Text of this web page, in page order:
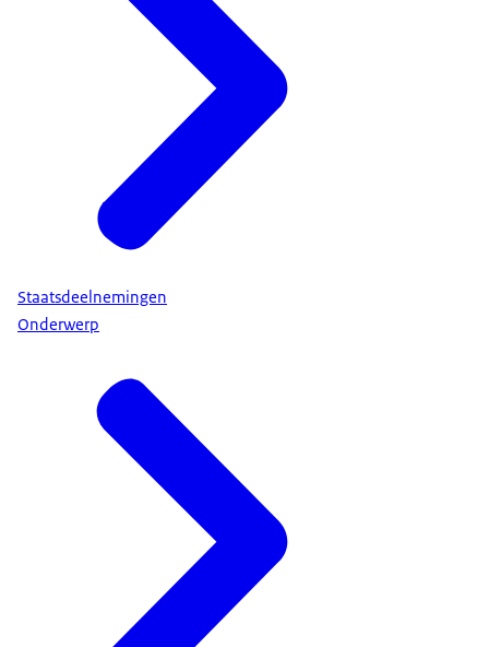
Staatsdeelnemingen
Onderwerp